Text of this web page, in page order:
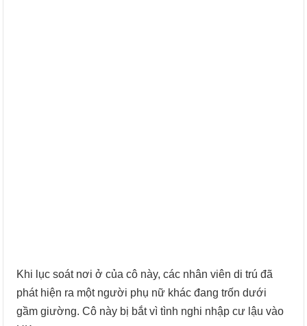
Khi lục soát nơi ở của cô này, các nhân viên di trú đã
phát hiện ra một người phụ nữ khác đang trốn dưới
gầm giường. Cô này bị bắt vì tình nghi nhập cư lậu vào